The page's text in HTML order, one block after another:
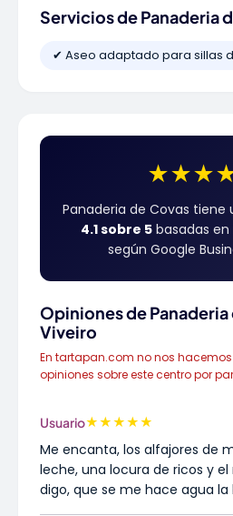
Servicios de Panaderia
✔ Aseo adaptado para sillas
★★★
Panaderia de Covas tiene
4.1 sobre 5 basadas en
según Google
Opiniones de Panaderia
Viveiro
En tartapan.com no nos
opiniones sobre este centro por
Usuario★★★★★
Me encanta, los alfajores de
leche, una locura de ricos y
digo, que se me hace agua